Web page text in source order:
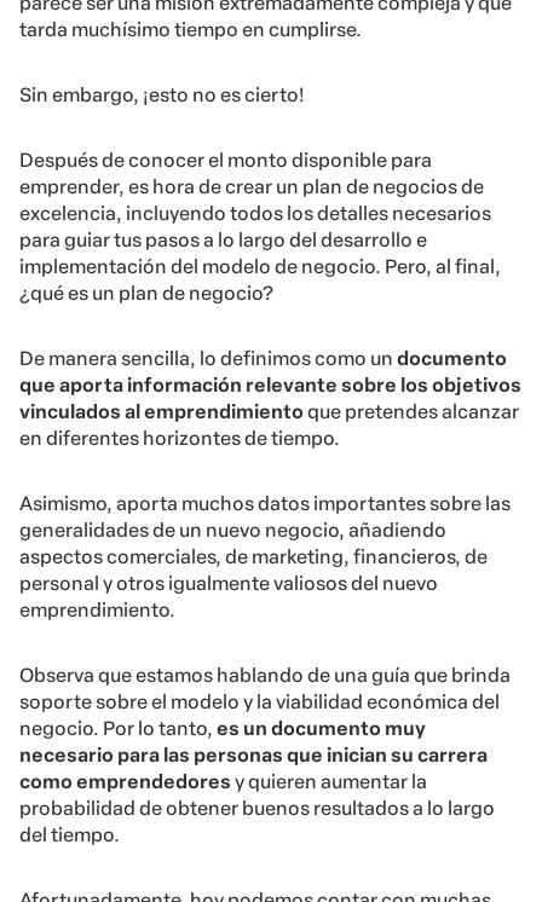
tarda muchísimo tiempo en cumplirse.
Sin embargo, ¡esto no es cierto!
Después de conocer el monto disponible para
emprender, es hora de crear un plan de negocios de
excelencia, incluyendo todos los detalles necesarios
para guiar tus pasos a lo largo del desarrollo e
implementación del modelo de negocio. Pero, al final,
¿qué es un plan de negocio?
De manera sencilla, lo definimos como un documento
que aporta información relevante sobre los objetivos
vinculados al emprendimiento que pretendes alcanzar
en diferentes horizontes de tiempo.
Asimismo, aporta muchos datos importantes sobre las
generalidades de un nuevo negocio, añadiendo
aspectos comerciales, de marketing, financieros, de
personal y otros igualmente valiosos del nuevo
emprendimiento.
Observa que estamos hablando de una guía que brinda
soporte sobre el modelo y la viabilidad económica del
negocio. Por lo tanto, es un documento muy
necesario para las personas que inician su carrera
como emprendedores y quieren aumentar la
probabilidad de obtener buenos resultados a lo largo
del tiempo.